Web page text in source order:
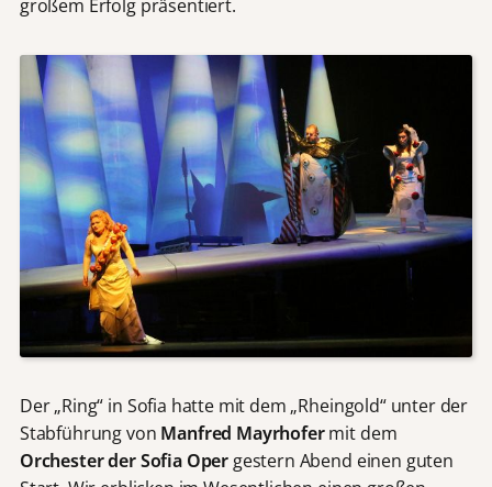
großem Erfolg präsentiert.
Der „Ring“ in Sofia hatte mit dem „Rheingold“ unter der
Stabführung von Manfred Mayrhofermit dem
Orchester der Sofia Oper gestern Abend einen guten